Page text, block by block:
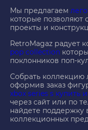
Мы предлагаем
которые позволяют
проекты и
RetroMagaz радует
pop collection
поклонников поп-
Собрать
оформив заказ
xbox series s купить
через сайт или по
найдете
коллекционных